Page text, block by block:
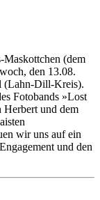
(dem
den 13.08.
(Lahn-Dill-Kreis).
Fotobands »Lost
und dem
wir uns auf ein
und den